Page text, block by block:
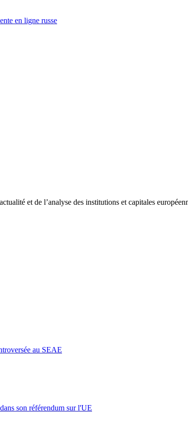
en ligne russe
et de l’analyse des institutions et capitales
au SEAE
son référendum sur l'UE